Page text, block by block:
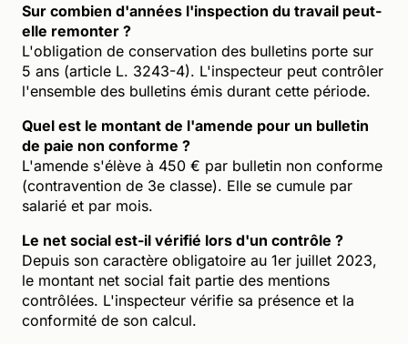
Sur combien d'années l'inspection du travail peut-
elle remonter ?
L'obligation de conservation des bulletins porte sur
5 ans (article L. 3243-4). L'inspecteur peut contrôler
l'ensemble des bulletins émis durant cette période.
Quel est le montant de l'amende pour un bulletin
de paie non conforme ?
L'amende s'élève à 450 € par bulletin non conforme
(contravention de 3e classe). Elle se cumule par
salarié et par mois.
Le net social est-il vérifié lors d'un contrôle ?
Depuis son caractère obligatoire au 1er juillet 2023,
le montant net social fait partie des mentions
contrôlées. L'inspecteur vérifie sa présence et la
conformité de son calcul.